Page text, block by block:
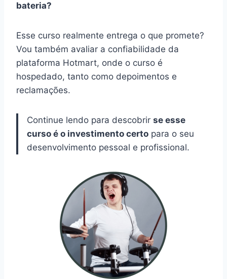
bateria?
Esse curso realmente entrega o que promete?
Vou também avaliar a confiabilidade da
plataforma Hotmart, onde o curso é
hospedado, tanto como depoimentos e
reclamações.
Continue lendo para descobrir se esse
curso é o investimento certo para o seu
desenvolvimento pessoal e profissional.